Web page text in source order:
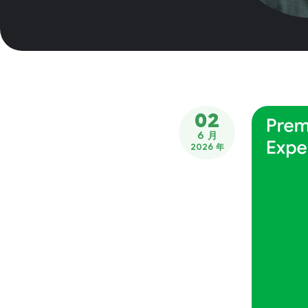
02
6 月
2026 年